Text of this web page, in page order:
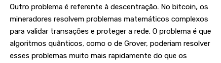
Outro problema é referente à descentração. No bitcoin, os
mineradores resolvem problemas matemáticos complexos
para validar transações e proteger a rede. O problema é que
algoritmos quânticos, como o de Grover, poderiam resolver
esses problemas muito mais rapidamente do que os